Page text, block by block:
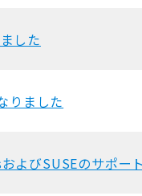
した
りました
よびSUSEのサポート